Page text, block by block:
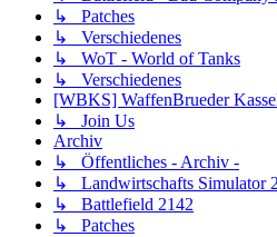
↳ Patches
↳ Verschiedenes
↳ WoT - World of Tanks
↳ Verschiedenes
[WBKS] WaffenBrueder
↳ Join Us
Archiv
↳ Öffentliches - Archiv -
↳ Landwirtschafts Simulator
↳ Battlefield 2142
↳ Patches